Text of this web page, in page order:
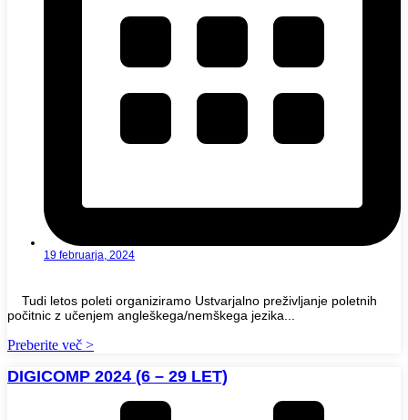
19 februarja, 2024
Tudi letos poleti organiziramo Ustvarjalno preživljanje poletnih
počitnic z učenjem angleškega/nemškega jezika...
Preberite več >
DIGICOMP 2024 (6 – 29 LET)